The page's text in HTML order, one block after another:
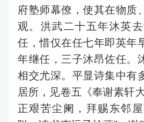
府塾师幕僚，使其在物质
观。洪武二十五年沐英
任，惜仅在任七年即英年
年继任，三子沐昂佐任。
相交尤深。平显诗集中有
居所，见卷五《奉谢素轩
正艰苦尘阑，拜赐东邻